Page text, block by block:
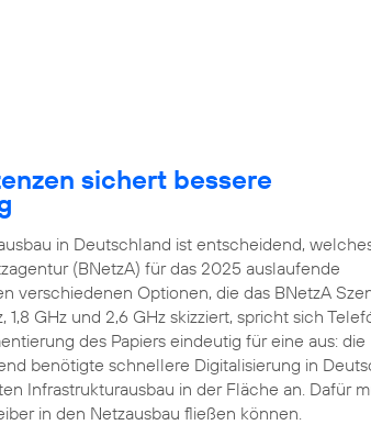
sichert bessere
in Deutschland ist entscheidend,
(BNetzA) für das 2025 auslaufende
verschiedenen Optionen, die das BNetzA
GHz und 2,6 GHz skizziert, spricht sich
des Papiers eindeutig für eine aus: die
benötigte schnellere Digitalisierung in
Infrastrukturausbau in der Fläche an. Dafür
in den Netzausbau fließen können.